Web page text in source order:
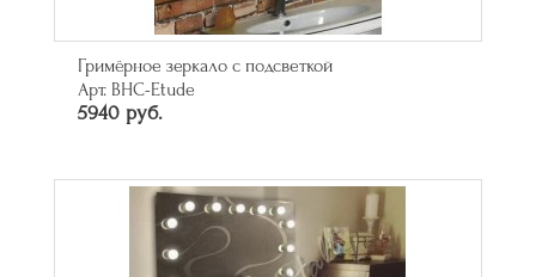
Гримёрное зеркало с подсветкой
Арт. BHC-Etude
5940 руб.